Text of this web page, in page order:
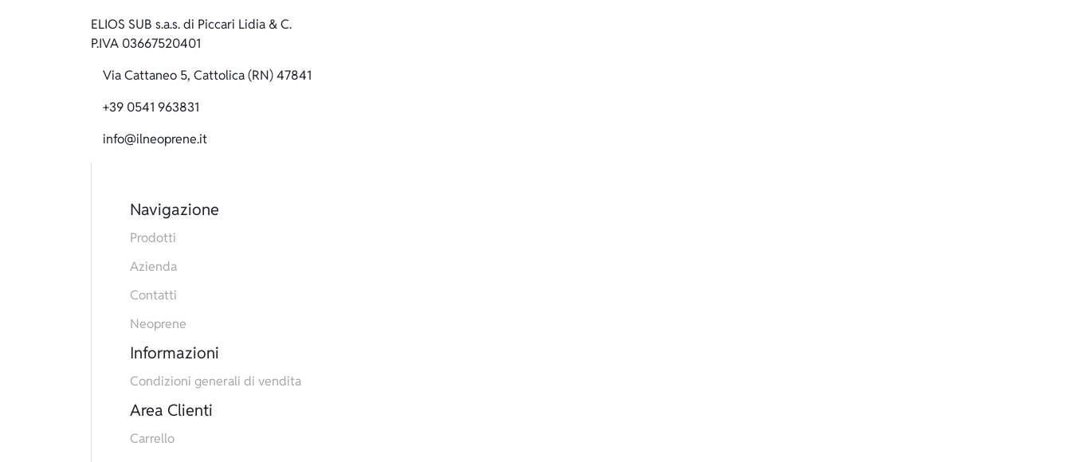
ELIOS SUB s.a.s. di Piccari Lidia & C.
P.IVA 03667520401
Via Cattaneo 5, Cattolica (RN) 47841
+39 0541 963831
info@ilneoprene.it
Navigazione
Prodotti
Azienda
Contatti
Neoprene
Informazioni
Condizioni generali di vendita
Area Clienti
Carrello